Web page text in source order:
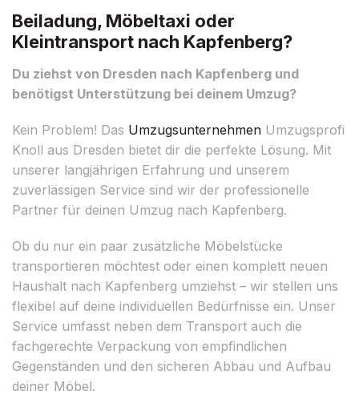
Beiladung, Möbeltaxi oder
Kleintransport nach Kapfenberg?
Du ziehst von Dresden nach Kapfenberg und
benötigst Unterstützung bei deinem Umzug?
Kein Problem! Das Umzugsunternehmen Umzugsprofi
Knoll aus Dresden bietet dir die perfekte Lösung. Mit
unserer langjährigen Erfahrung und unserem
zuverlässigen Service sind wir der professionelle
Partner für deinen Umzug nach Kapfenberg.
Ob du nur ein paar zusätzliche Möbelstücke
transportieren möchtest oder einen komplett neuen
Haushalt nach Kapfenberg umziehst – wir stellen uns
flexibel auf deine individuellen Bedürfnisse ein. Unser
Service umfasst neben dem Transport auch die
fachgerechte Verpackung von empfindlichen
Gegenständen und den sicheren Abbau und Aufbau
deiner Möbel.